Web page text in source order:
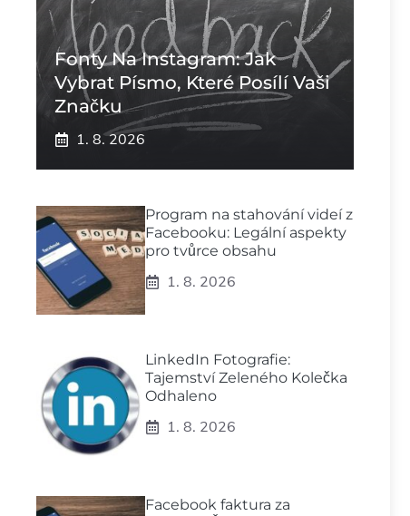
Fonty Na Instagram: Jak
Vybrat Písmo, Které Posílí Vaši
Značku
1. 8. 2026
Program na stahování videí z
Facebooku: Legální aspekty
pro tvůrce obsahu
1. 8. 2026
LinkedIn Fotografie:
Tajemství Zeleného Kolečka
Odhaleno
1. 8. 2026
Facebook faktura za